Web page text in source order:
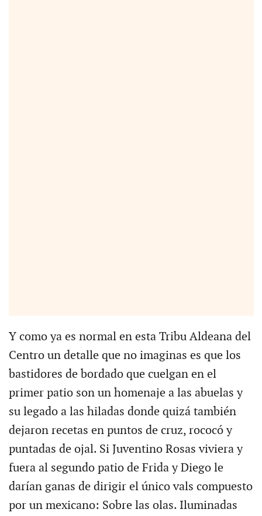
Y como ya es normal en esta Tribu Aldeana del
Centro un detalle que no imaginas es que los
bastidores de bordado que cuelgan en el
primer patio son un homenaje a las abuelas y
su legado a las hiladas donde quizá también
dejaron recetas en puntos de cruz, rococó y
puntadas de ojal. Si Juventino Rosas viviera y
fuera al segundo patio de Frida y Diego le
darían ganas de dirigir el único vals compuesto
por un mexicano: Sobre las olas. Iluminadas